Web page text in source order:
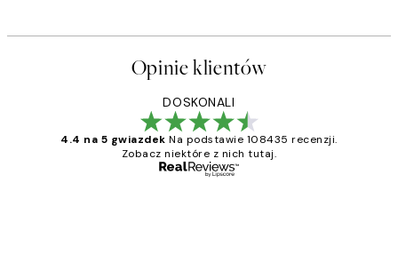
Opinie klientów
DOSKONALI
4.4 na 5 gwiazdek Na podstawie 108435 recenzji.
Zobacz niektóre z nich tutaj.